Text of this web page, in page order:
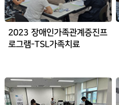
2023 장애인가족관계증진프
로그램-TSL가족치료